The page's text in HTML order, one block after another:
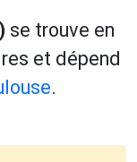
se trouve en
et dépend
.